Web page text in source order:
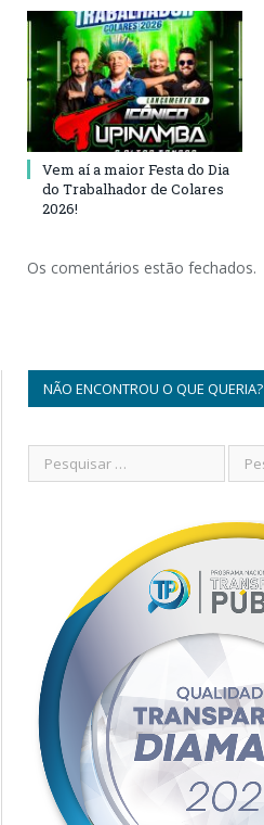
Vem aí a maior Festa do Dia
do Trabalhador de Colares
2026!
Os comentários estão fechados.
NÃO ENCONTROU O QUE QUERIA?